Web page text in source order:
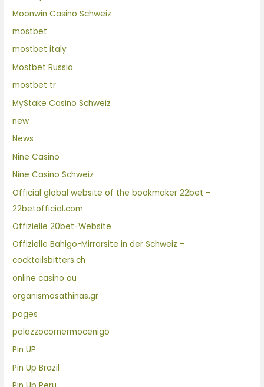
Moonwin Casino Schweiz
mostbet
mostbet italy
Mostbet Russia
mostbet tr
MyStake Casino Schweiz
new
News
Nine Casino
Nine Casino Schweiz
Official global website of the bookmaker 22bet –
22betofficial.com
Offizielle 20bet-Website
Offizielle Bahigo-Mirrorsite in der Schweiz –
cocktailsbitters.ch
online casino au
organismosathinas.gr
pages
palazzocornermocenigo
Pin UP
Pin Up Brazil